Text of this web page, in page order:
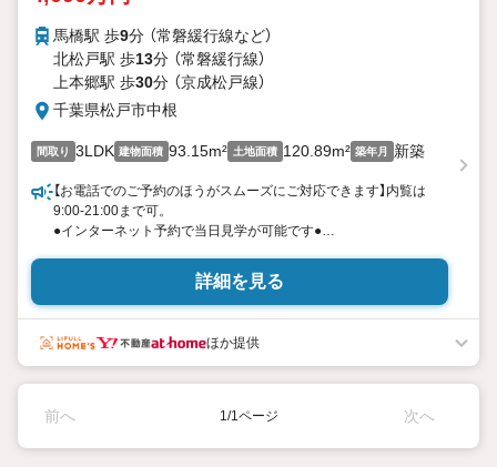
馬橋駅 歩9分 （常磐緩行線など）
北松戸駅 歩13分 （常磐緩行線）
上本郷駅 歩30分 （京成松戸線）
千葉県松戸市中根
間取り 3LDK 建物面積 93.15m² 土地面積 120.89m² 築年月 新築
【お電話でのご予約のほうがスムーズにご対応できます】内覧は
9:00-21:00まで可。
●インターネット予約で当日見学が可能です●
（2）本日4日以内をご希望の方は
「ご要望・ご質問欄」に希望日時をご記入ください！
《物件の特徴》
35S ◆地盤20保証 ◆オーナーサポート・建物最長35年保証 など
の仕様と構造の新築戸建分譲！---
《東宝ハウス船橋のこだわり》
友人に対するときと同じ気持ちで接客させていただいています。
詳細を見る
ほか提供
前へ 1/1ページ 次へ